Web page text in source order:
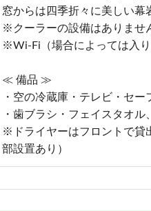
窓からは四季折々に美しい幕
※クーラーの設備はありませ
※Wi-Fi（場合によっては入り
≪ 備品 ≫
・空の冷蔵庫・テレビ・セー
・歯ブラシ・フェイスタオル
※ドライヤーはフロントで貸
部設置あり）